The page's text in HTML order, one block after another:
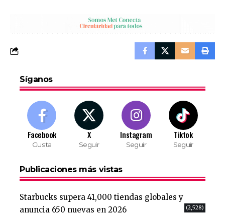
Síganos
Facebook
Gusta
X
Seguir
Instagram
Seguir
Tiktok
Seguir
Publicaciones más vistas
Starbucks supera 41,000 tiendas globales y
anuncia 650 nuevas en 2026
(2,528)